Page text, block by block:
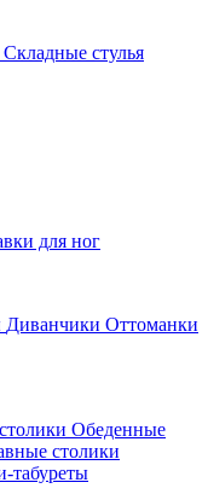
Складные стулья
для ног
Диванчики Оттоманки
Обеденные
столики
табуреты